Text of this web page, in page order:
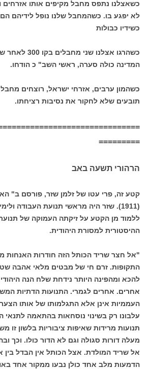
כשאצלנו נתפס מחבל מקיפים אותו אזרחים
לא יפגע בו. כשהמחבל שלנו נופל לידיהם הם
כשידיו כבולות
כשהרגו אצלנו שני
המדינה כולה סערה, ראשי השב" כ הודחו.
כשהמון ערבים, אזרחי ישראל, רוצחים מחבל
תובעים שלא לחקור את נסיבות רציחתו.
=========
הרהורי תשעה באב
קטע זה, פרי עטו של זלמן שזר, פורסם ב"
(1911). שזר היה מראשי תנועת העבודה
ללמוד מן הקטע על זיקתה העמוקה של
ההיסטורית למסורת היהודית.
"אל חצר שריד הכותל הזה חודרות האנחות
התקופות. זרם חי של מבטים מלאי אהבה
להכא ומהפינה היותר נידחת שלח הנה היהודי
אחרים. אחרים לגמרי. התנועות הדתיות
העממיות אינן אלא התגלמותו של אותו
עלבונו רק בשינוי נוסחאות בהתאמה לתנאי
תנועות מרידות שאיפות ציבוריות בלשון זו
מעלה דורות סגולה וגם לא הדור כולו. וכך
אל שריד המולדת. אצל הכותל אין הבדל בין
הדמעות מלב אחד כולן נבעו ממקור אחד